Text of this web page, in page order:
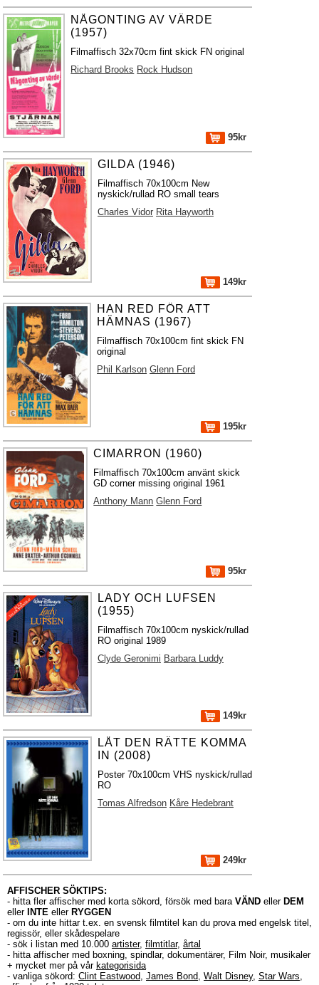
NÅGONTING AV VÄRDE
(1957)
Filmaffisch 32x70cm fint skick FN original
Richard Brooks Rock Hudson
95kr
GILDA (1946)
Filmaffisch 70x100cm New
nyskick/rullad RO small tears
Charles Vidor Rita Hayworth
149kr
HAN RED FÖR ATT
HÄMNAS (1967)
Filmaffisch 70x100cm fint skick FN
original
Phil Karlson Glenn Ford
195kr
CIMARRON (1960)
Filmaffisch 70x100cm använt skick
GD corner missing original 1961
Anthony Mann Glenn Ford
95kr
LADY OCH LUFSEN
(1955)
Filmaffisch 70x100cm nyskick/rullad
RO original 1989
Clyde Geronimi Barbara Luddy
149kr
LÅT DEN RÄTTE KOMMA
IN (2008)
Poster 70x100cm VHS nyskick/rullad
RO
Tomas Alfredson Kåre Hedebrant
249kr
AFFISCHER SÖKTIPS:
- hitta fler affischer med korta sökord, försök med bara VÄND eller DEM
eller INTE eller RYGGEN
- om du inte hittar t.ex. en svensk filmtitel kan du prova med engelsk titel,
regissör, eller skådespelare
- sök i listan med 10.000 artister, filmtitlar, årtal
- hitta affischer med boxning, spindlar, dokumentärer, Film Noir, musikaler
+ mycket mer på vår kategorisida
- vanliga sökord: Clint Eastwood, James Bond, Walt Disney, Star Wars,